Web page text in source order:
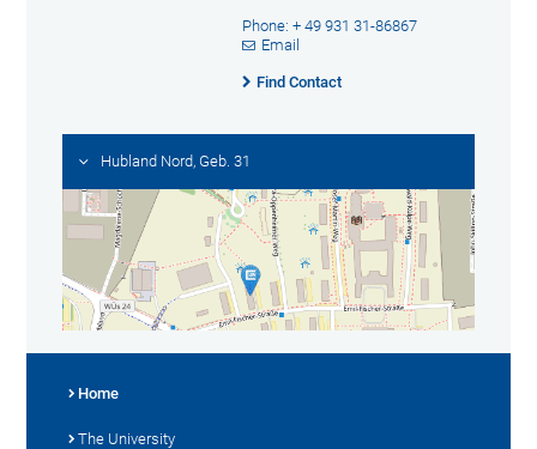
Phone: + 49 931 31-86867
Email
Find Contact
Hubland Nord, Geb. 31
Home
The University